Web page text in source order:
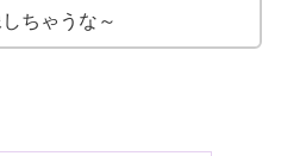
ちゃうな～